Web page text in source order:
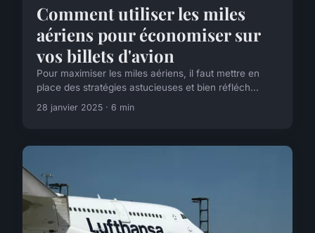
Comment utiliser les miles
aériens pour économiser sur
vos billets d'avion
Pour maximiser les miles aériens, il faut mettre en
place des stratégies astucieuses et bien réfléch...
28 janvier 2025 · 6 min